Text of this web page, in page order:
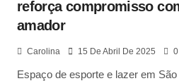
reforça compromisso
amador
Carolina 15 De Abril De 2025 0
Espaço de esporte e lazer em